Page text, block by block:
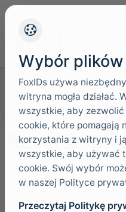
Szukaj w dokumentacji
Reverse
Zaleca się umieszczenie
Wybór
FoxIDs używa
witryna mogła działać.
wszystkie, aby
cookie, które pomagają
korzystania z witryny i
wszystkie, aby używać
cookie. Swój wybór
w naszej Polityce
Przeczytaj Politykę